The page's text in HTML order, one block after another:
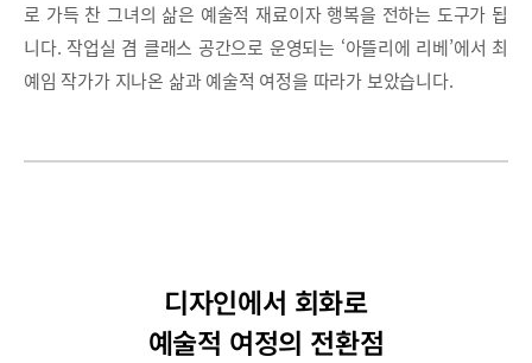
로 가득 찬 그녀의 삶은 예술적 재료이자 행복을 전하는 도구가 됩
니다. 작업실 겸 클래스 공간으로 운영되는 ‘아뜰리에 리베’에서 최
예임 작가가 지나온 삶과 예술적 여정을 따라가 보았습니다.
디자인에서 회화로
예술적 여정의 전환점